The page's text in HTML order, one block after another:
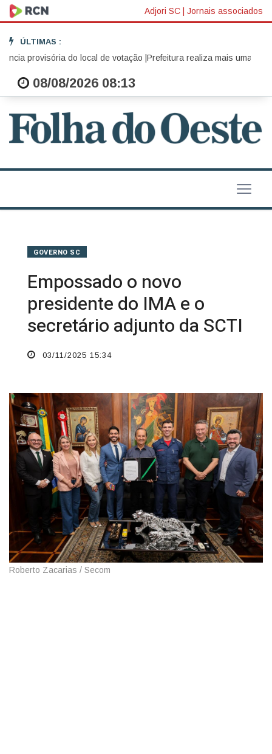
Adjori SC | Jornais associados
ÚLTIMAS :
provisória do local de votação |Prefeitura realiza mais uma edição
08/08/2026 08:13
GOVERNO SC
Empossado o novo
presidente do IMA e o
secretário adjunto da SCTI
03/11/2025 15:34
Roberto Zacarias / Secom